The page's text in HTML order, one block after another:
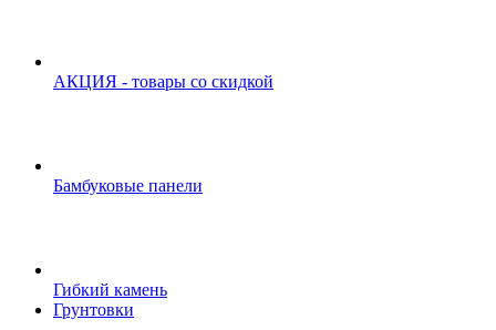
АКЦИЯ - товары со скидкой
Бамбуковые панели
Гибкий камень
Грунтовки